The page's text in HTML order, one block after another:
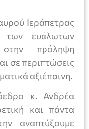
Ιεράπετρας
των ευάλωτων
πρόληψη
σε περιπτώσεις
αξιέπαινη.
κ. Ανδρέα
και πάντα
αναπτύξουμε